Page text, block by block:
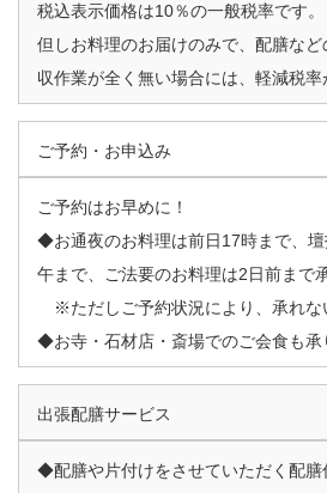
税込表示価格は10％の一般税率です。
但しお料理のお届けのみで、配膳な
収作業が全く無い場合には、軽減税率
ご予約・お申込み
ご予約はお早めに！
◆お通夜のお料理は前日17時まで、
午まで、ご法要のお料理は2日前まで
※ただしご予約状況により、承れな
◆お寺・石材店・斎場でのご会食も承
出張配膳サービス
◆配膳や片付けをさせていただく配膳